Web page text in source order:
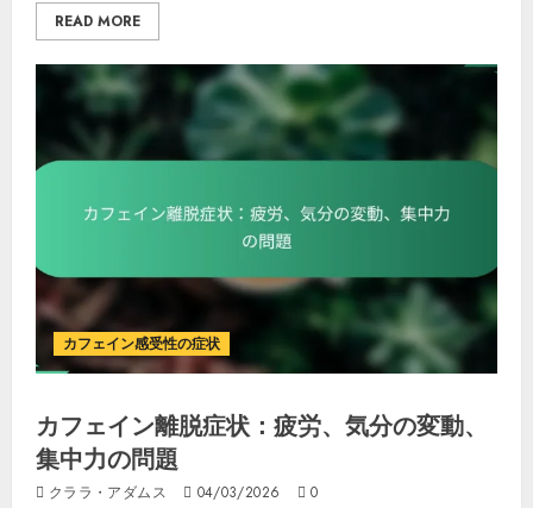
READ MORE
カフェイン感受性の症状
カフェイン離脱症状：疲労、気分の変動、
集中力の問題
クララ・アダムス 04/03/2026 0